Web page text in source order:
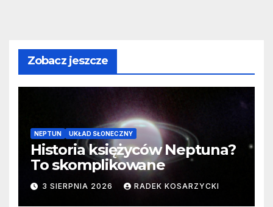
Zobacz jeszcze
NEPTUN UKŁAD SŁONECZNY
Historia księżyców Neptuna?
To skomplikowane
3 SIERPNIA 2026 RADEK KOSARZYCKI